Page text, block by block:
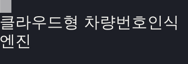
클라우드형 차량번호인식
엔진